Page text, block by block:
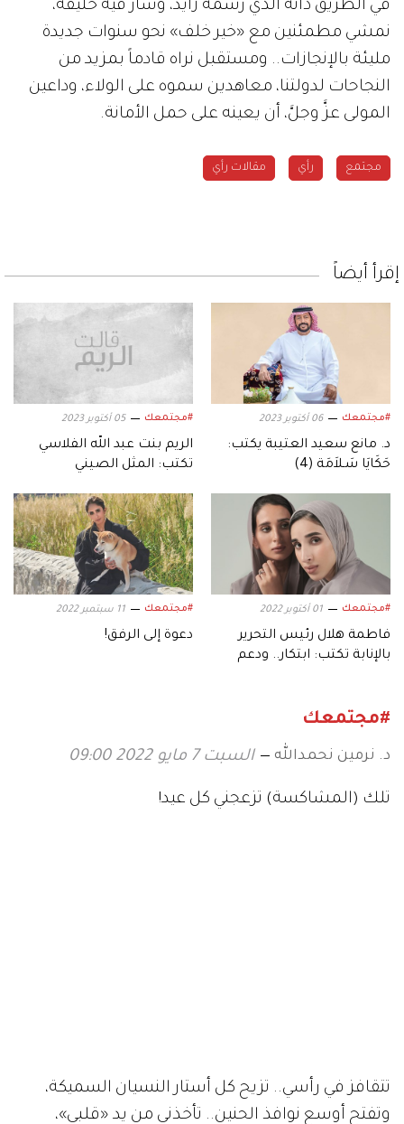
في الطريق ذاته الذي رسمه زايد، وسار فيه خليفة،
نمشي مطمئنين مع «خير خلف» نحو سنوات جديدة
مليئة بالإنجازات.. ومستقبل نراه قادماً بمزيد من
النجاحات لدولتنا، معاهدين سموه على الولاء، وداعين
المولى عزَّ وجلَّ، أن يعينه على حمل الأمانة.
مجتمع رأي مقالات رأي
إقرأ أيضاً
#مجتمعك 06 أكتوبر 2023
د. مانع سعيد العتيبة يكتب:
حَكَايَا سَـلاَمَة (4)
#مجتمعك 05 أكتوبر 2023
الريم بنت عبد الله الفلاسي
تكتب: المثل الصيني
#مجتمعك 01 أكتوبر 2022
فاطمة هلال رئيس التحرير
بالإنابة تكتب: ابتكار.. ودعم
#مجتمعك 11 سبتمبر 2022
دعوة إلى الرفق!
#مجتمعك
د. نرمين نحمدالله السبت 7 مايو 2022 09:00
تلك (المشاكسة) تزعجني كل عيد!
تتقافز في رأسي.. تزيح كل أستار النسيان السميكة،
وتفتح أوسع نوافذ الحنين.. تأخذني من يد «قلبي»،